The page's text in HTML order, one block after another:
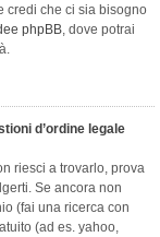
credi che ci sia bisogno
phpBB, dove potrai
d’ordine legale
riesci a trovarlo, prova
Se ancora non
(fai una ricerca con
(ad es. yahoo,